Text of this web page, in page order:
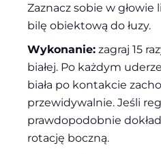
Zaznacz sobie w głowie
bilę obiektową do łuzy.
Wykonanie: zagraj 15
białej. Po każdym
biała po kontakcie
przewidywalnie. Jeśli
prawdopodobnie
rotację boczną.